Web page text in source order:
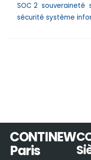
SOC 2 souveraineté
sécurité système
CONTINEW
Paris